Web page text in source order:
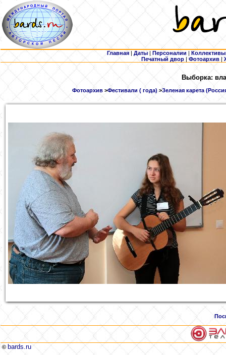
Главная | Даты | Персоналии | Коллективы
Печатный двор |Фотоархив |
Выборка:
Фотоархив>Фестивали ( года) >Зеленая карета
© bards.ru